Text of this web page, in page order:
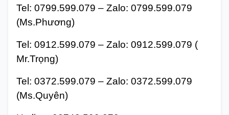
Tel: 0799.599.079 – Zalo: 0799.599.079
(Ms.Phương)
Tel: 0912.599.079 – Zalo: 0912.599.079 (
Mr.Trọng)
Tel: 0372.599.079 – Zalo: 0372.599.079
(Ms.Quyên)